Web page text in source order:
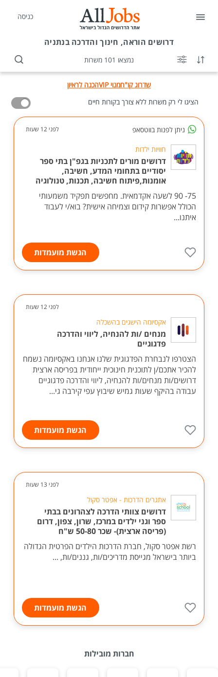
כניסה
דרושים הוראה, חינוך והדרכה בנתניה
נמצאו 101 משרות
שדרוג קו"חמנוי VIP
הכנה לראיון
הציגו לי רק משרות ללא צורך בקורות חיים
ניתן לפנות בווטסאפ לפני 12 שעות
חוויות ילדות
דרושים מורים לתכניות בגפ"ן בתי ספר
יסודיים בתחומי המדע, חשיבה,
אומנות,פיתוח חשיבה, תכנות, טנולוגיה
75- 90 לשעה אקדמאית. מחפשים תפקיד משמעותי
הכולל אפשרות קידום וצמיחה אישית? בוא/י לעבוד
איתנו...
הגשת מועמדות
לפני 12 שעות
אקסיומה הישגים בהשכלה
מנחים /ות להנחיה, ליווי והדרכה
פדגוגיים
הצטרפו לנבחרת הפדגוגית שלנו אנחנו באקסיומה נשמח
להכיר אתכם/ן לתוכנית חינוכית ייחודית בפריסה ארצית
דרושים/ות מנחים/ות להנחיה, ליווי והדרכה פדגוגיים
עבודה בהיקף שעות גמיש שיבוץ עפי קירבה גי...
הגשת מועמדות
לפני 13 שעות
אתגרים הדרכות - אפטר סקול
דרושים צוותי הדרכה לצהרונים בבתי
ספר וגני ילדים במרכז, שרון, צפון, דרום
(פריסה ארצית)- שכר 50-80 ש"ח
רשת אפטר סקול, חברת הדרכות הילדים הפרטית הגדולה
ביותר בישראל מגייסת מדריכים/ות, גננים/ות, ...
הגשת מועמדות
חברות מובילות